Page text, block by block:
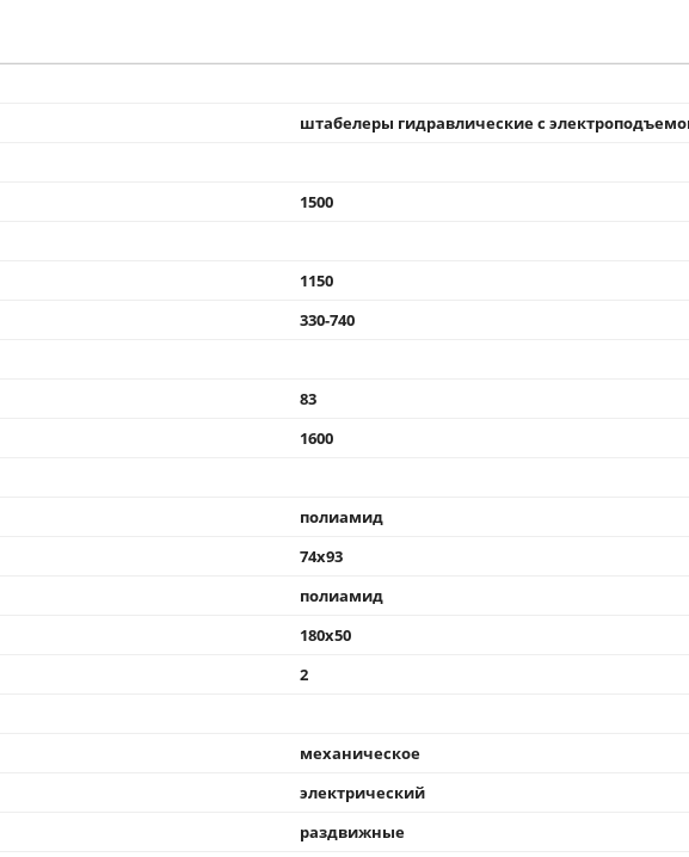
штабелеры гидравлические с
1500
1150
330-740
83
1600
полиамид
74x93
полиамид
180x50
2
механическое
электрический
раздвижные